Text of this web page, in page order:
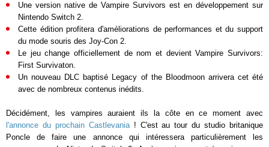
Une version native de Vampire Survivors est en développement sur
Nintendo Switch 2.
Cette édition profitera d'améliorations de performances et du support
du mode souris des Joy-Con 2.
Le jeu change officiellement de nom et devientVampire Survivors:
First Survivaton.
Un nouveau DLC baptisé Legacy of the Bloodmoonarrivera cet été
avec de nombreux contenus inédits.
Décidément, les vampires auraient ils la côte en ce moment avec
l'annonce du prochain Castlevania! C'est au tour du studio britanique
Poncle de faire une annonce qui intéressera particulièrement les